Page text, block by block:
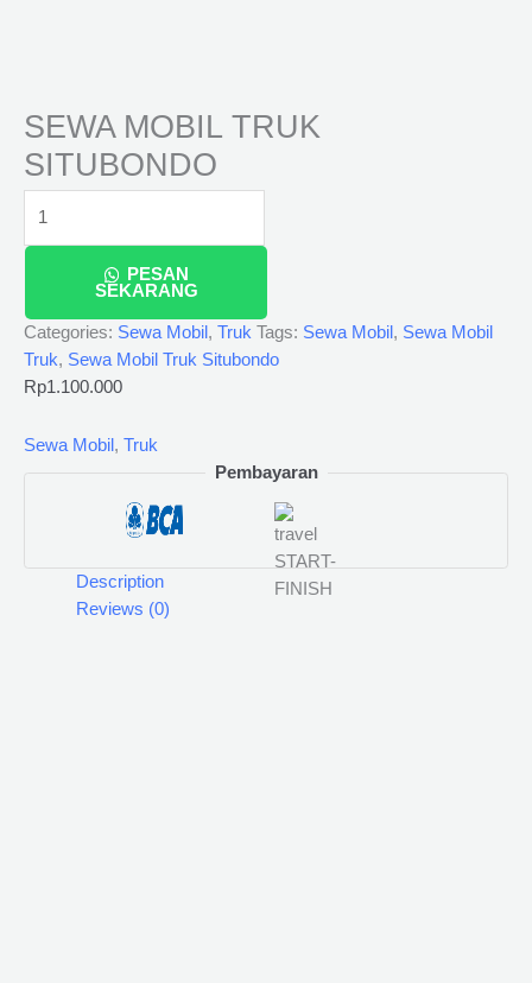
SEWA MOBIL TRUK
SITUBONDO
PESAN
SEKARANG
Categories: Sewa Mobil , Truk Tags: Sewa Mobil , Sewa Mobil
Truk, Sewa Mobil Truk Situbondo
Rp1.100.000
Sewa Mobil, Truk
Pembayaran
Description
Reviews (0)